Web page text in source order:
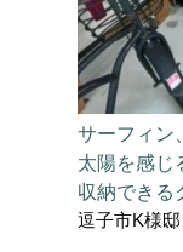
サーフィン
太陽を感じ
収納できる
逗子市K様邸